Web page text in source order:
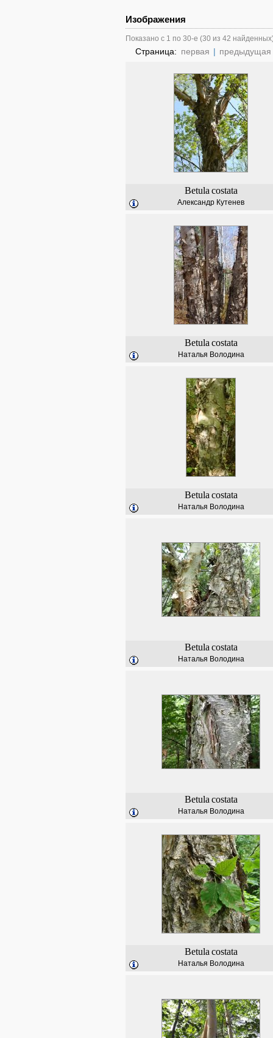
Изображения
Показано с 1 по 30-е (30 из 42
Страница: первая | предыдущая
Betula costata
Александр Кутенев
Betula costata
Наталья Володина
Betula costata
Наталья Володина
Betula costata
Наталья Володина
Betula costata
Наталья Володина
Betula costata
Наталья Володина